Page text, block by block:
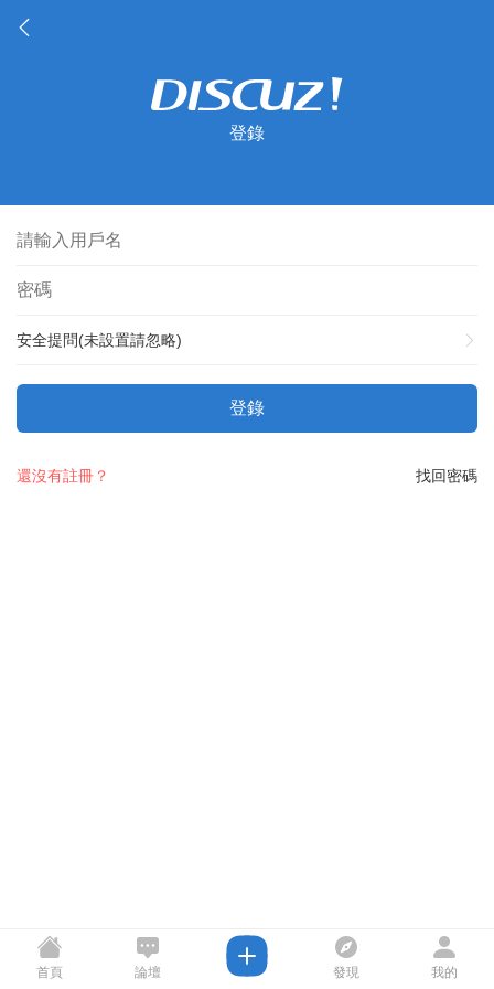
登錄
安全提問(未設置請忽略)
登錄
找回密碼
還沒有註冊？
首頁 論壇 發現 我的